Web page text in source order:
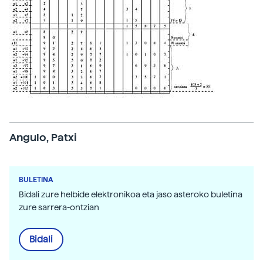
Angulo, Patxi
BULETINA
Bidali zure helbide elektronikoa eta jaso asteroko buletina
zure sarrera-ontzian
Bidali